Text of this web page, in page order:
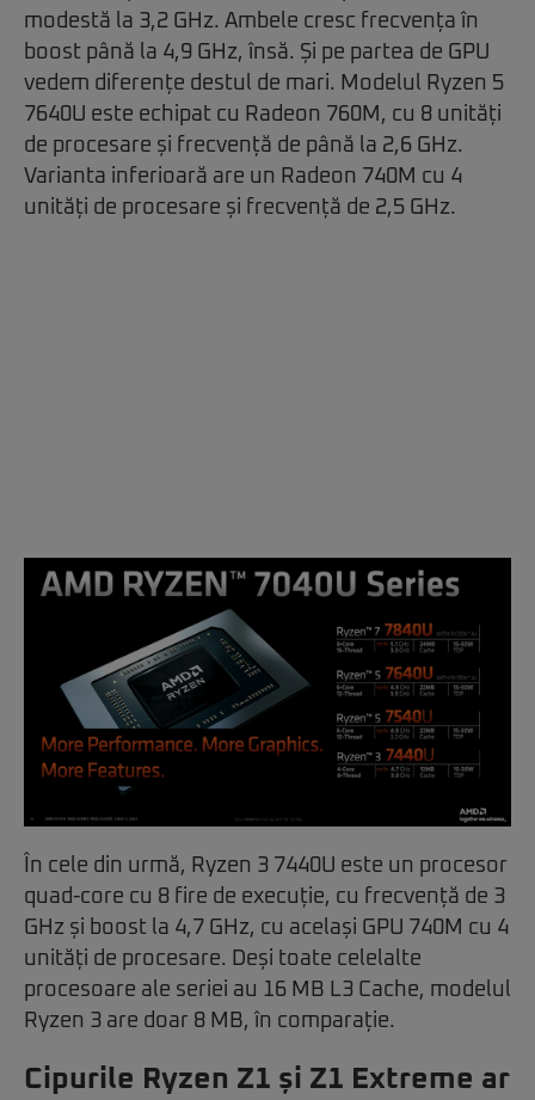
modestă la 3,2 GHz. Ambele cresc frecvența în
boost până la 4,9 GHz, însă. Și pe partea de GPU
vedem diferențe destul de mari. Modelul Ryzen 5
7640U este echipat cu Radeon 760M, cu 8 unități
de procesare și frecvență de până la 2,6 GHz.
Varianta inferioară are un Radeon 740M cu 4
unități de procesare și frecvență de 2,5 GHz.
În cele din urmă, Ryzen 3 7440U este un procesor
quad-core cu 8 fire de execuție, cu frecvență de 3
GHz și boost la 4,7 GHz, cu același GPU 740M cu 4
unități de procesare. Deși toate celelalte
procesoare ale seriei au 16 MB L3 Cache, modelul
Ryzen 3 are doar 8 MB, în comparație.
Cipurile Ryzen Z1 și Z1 Extreme ar